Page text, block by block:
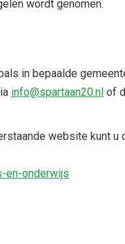
wordt genomen.
in bepaalde
info@spartaan20.nl of
website kunt
en-onderwijs